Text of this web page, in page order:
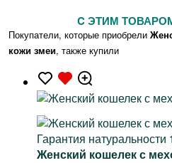
C ЭТИМ
Покупатели, которые приобрели
кожи змеи, также купили
Гарантия натуральности
Женский кошелек с